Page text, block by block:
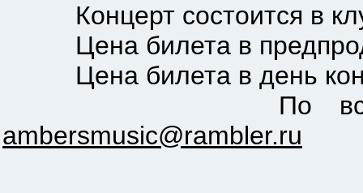
Концерт состоится в
Цена билета в
Цена билета в день
По всем
ambersmusic@rambler.ru